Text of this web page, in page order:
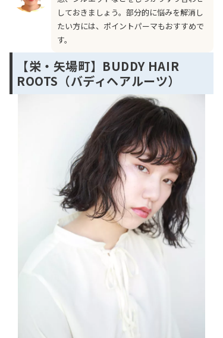
しておきましょう。部分的に悩みを解消し
たい方には、ポイントパーマもおすすめで
す。
【栄・矢場町】BUDDY HAIR
ROOTS（バディヘアルーツ）